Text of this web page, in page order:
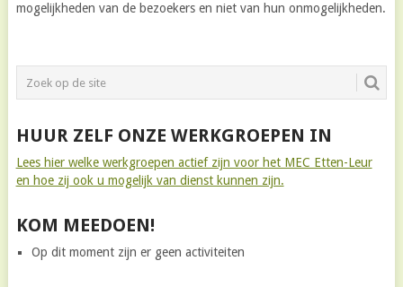
mogelijkheden van de bezoekers en niet van hun onmogelijkheden.
HUUR ZELF ONZE WERKGROEPEN IN
Lees hier welke werkgroepen actief zijn voor het MEC Etten-Leur
en hoe zij ook u mogelijk van dienst kunnen zijn.
KOM MEEDOEN!
Op dit moment zijn er geen activiteiten